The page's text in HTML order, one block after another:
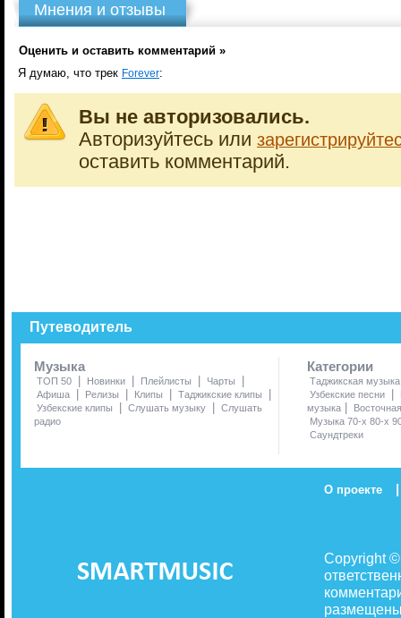
Мнения и отзывы
Оценить и оставить комментарий »
Я думаю, что трек Forever:
Вы не авторизовались.
Авторизуйтесь или
оставить комментарий.
Путеводитель
Музыка
ТОП 50 | Новинки | Плейлисты | Чарты |
Афиша | Релизы | Клипы | Таджикские клипы |
Узбекские клипы | Слушать музыку | Слушать
радио
Категории
Таджикская музыка
Узбекские песни
|
музыка |
Музыка 70-х 80-х
Саундтреки
О проекте |
Copyright
размещены